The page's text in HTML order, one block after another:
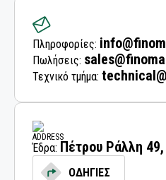
ΔΙΣΚΟΙ ΚΑΘΑΡΙΣΜΟΥ
ΛΕΙΑΝΤΙΚΑ ΡΟΛΛΑ
ΛΕΙΑΝΤΙΚΟΙ ΔΙΣΚΟΙ
ΜΟΝΩΣΗ ΚΑΙ ΜΑΣΚΑΡΙΣΜΑ
Πληροφορίες:
Πωλήσεις:
Τεχνικό τμήμα:
Έδρα: Πέτρου Ράλλη
ΟΔΗΓΙΕΣ